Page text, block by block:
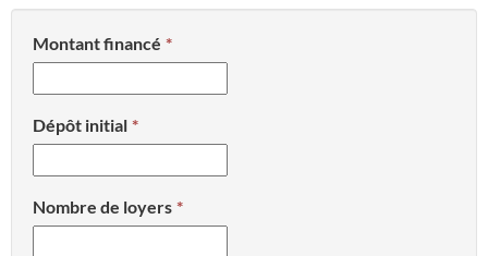
Montant financé
Dépôt initial
Nombre de loyers